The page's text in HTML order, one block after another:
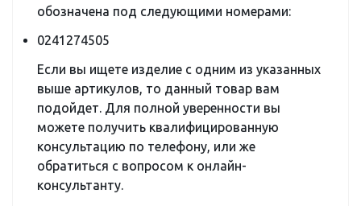
обозначена под следующими номерами:
0241274505
Если вы ищете изделие с одним из указанных
выше артикулов, то данный товар вам
подойдет. Для полной уверенности вы
можете получить квалифицированную
консультацию по телефону, или же
обратиться с вопросом к онлайн-
консультанту.